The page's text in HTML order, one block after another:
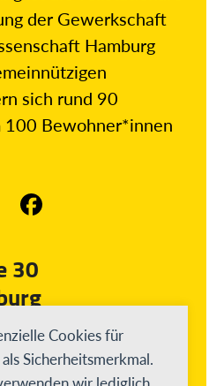
Cookies für
Sicherheitsmerkmal.
der Gewerkschaft
Hamburg
sich rund 90
Bewohner*innen
Facebook
30
stiftung.de
3 - 0